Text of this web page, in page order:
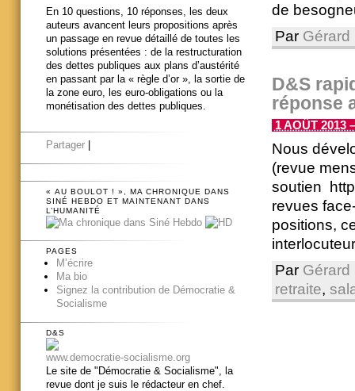
de
Par Gérard
D&S
réponse
1 AOÛT 2013
Nous
(revue
soutien
revues
positions,
Par Gérard
retraite,
En 10 questions, 10 réponses, les deux
auteurs avancent leurs propositions après
un passage en revue détaillé de toutes les
solutions présentées : de la restructuration
des dettes publiques aux plans d’austérité
en passant par la « règle d’or », la sortie de
la zone euro, les euro-obligations ou la
monétisation des dettes publiques.
Partager
« AU BOULOT ! », MA CHRONIQUE DANS
SINÉ HEBDO ET MAINTENANT DANS
L’HUMANITÉ
PAGES
M’écrire
Ma bio
Signez la contribution de Démocratie &
Socialisme
D&S
www.democratie-socialisme.org
Le site de "Démocratie & Socialisme", la
revue dont je suis le rédacteur en chef.